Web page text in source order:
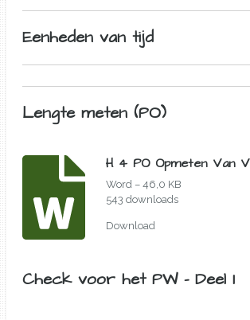
Eenheden van tijd
Lengte meten (PO)
H 4 PO Opmeten Van
Word – 46,0 KB
543 downloads
Download
Check voor het PW - Deel 1